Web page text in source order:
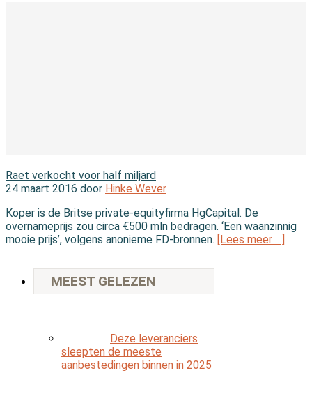
Raet verkocht voor half miljard
24 maart 2016 door Hinke Wever
Koper is de Britse private-equityfirma HgCapital. De
overnameprijs zou circa €500 mln bedragen. ‘Een waanzinnig
mooie prijs’, volgens anonieme FD-bronnen. [Lees meer …]
MEEST GELEZEN
Deze leveranciers
sleepten de meeste
aanbestedingen binnen in 2025